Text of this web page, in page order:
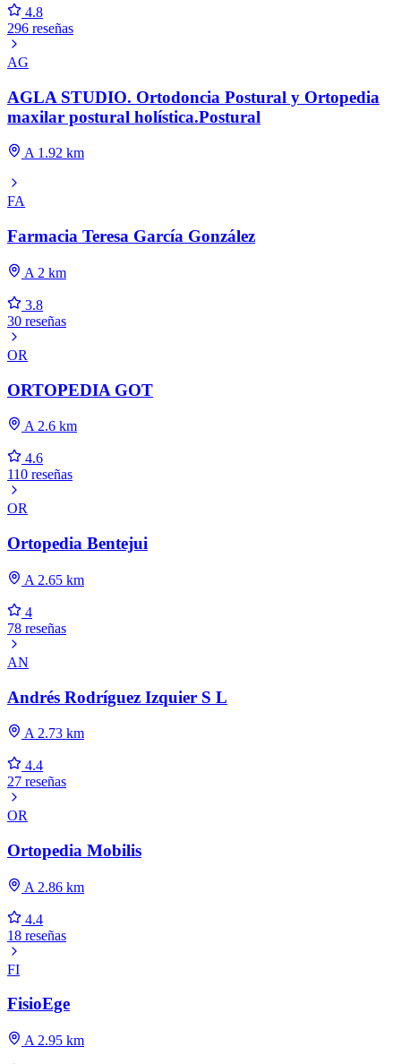
4.8
296 reseñas
AG
AGLA STUDIO. Ortodoncia Postural y Ortopedia
maxilar postural holística.Postural
A 1.92 km
FA
Farmacia Teresa García González
A 2 km
3.8
30 reseñas
OR
ORTOPEDIA GOT
A 2.6 km
4.6
110 reseñas
OR
Ortopedia Bentejui
A 2.65 km
4
78 reseñas
AN
Andrés Rodríguez Izquier S L
A 2.73 km
4.4
27 reseñas
OR
Ortopedia Mobilis
A 2.86 km
4.4
18 reseñas
FI
FisioEge
A 2.95 km